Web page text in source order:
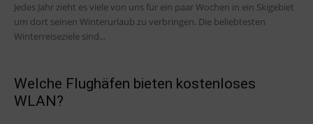
Jedes Jahr zieht es viele von uns für ein paar Wochen in ein Skigebiet
um dort seinen Winterurlaub zu verbringen. Die beliebtesten
Winterreiseziele sind...
Welche Flughäfen bieten kostenloses
WLAN?